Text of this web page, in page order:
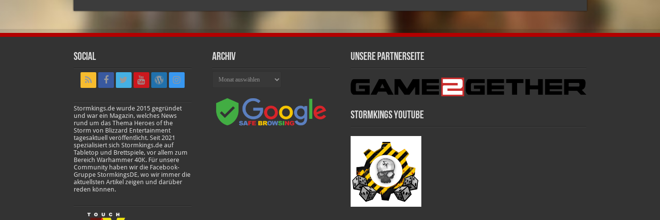
Social
Stormkings.de wurde 2015 gegründet
und war ein Magazin, welches News
rund um das Thema Heroes of the
Storm von Blizzard Entertainment
tagesaktuell veröffentlicht. Seit 2021
spezialisiert sich Stormkings.de auf
Tabletop und Brettspiele, vor allem zum
Bereich Warhammer 40K. Für unsere
Community haben wir die Facebook-
Gruppe StormkingsDE, wo wir immer die
aktuellsten Artikel zeigen und darüber
reden können.
Archiv Unsere Partnerseite
Stormkings Youtube